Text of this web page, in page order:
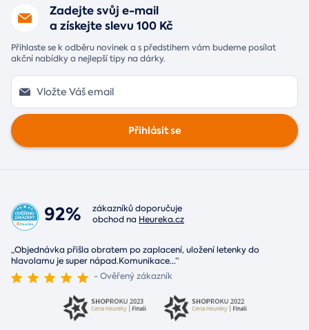
Zadejte svůj e-mail
a získejte slevu 100 Kč
Přihlaste se k odběru novinek a s předstihem vám budeme posílat
akční nabídky a nejlepší tipy na dárky.
Přihlásit se
92%
zákazníků doporučuje
obchod na Heureka.cz
„Objednávka přišla obratem po zaplacení, uložení letenky do
hlavolamu je super nápad.Komunikace...“
- Ověřený zákazník